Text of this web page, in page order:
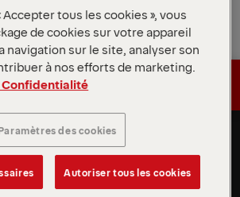
commercial
commercial
Demander un devis
Demander un devis
parfaite aux porte-
courts
d’installation minimale, ce
pour un montage fortement incliné
à porte-à-faux arrière court. Il
Accepter tous les cookies », vous
de cookies sur votre appareil
navigation sur le site, analyser son
à nos efforts de marketing.
des cookies
Autoriser tous les cookies